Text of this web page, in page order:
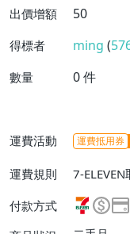
出價增額
50
得標者 ming (
數量 0件
運費活動 運費抵用券
運費規則
7-
EVEN取
號【單件
付款方式